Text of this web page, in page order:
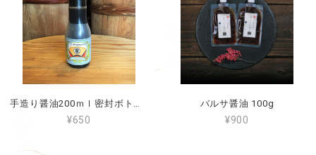
手造り醤油200ｍｌ密封ボトル入り
¥650
バルサ醤油 100g
¥900